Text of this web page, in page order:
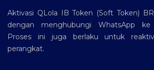
Aktivasi QLola IB Token (Soft Token)
dengan menghubungi WhatsApp ke
Proses ini juga berlaku untuk
perangkat.